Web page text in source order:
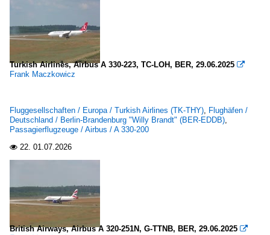
Turkish Airlines, Airbus A 330-223, TC-LOH, BER, 29.06.2025 
Frank Maczkowicz
Fluggesellschaften / Europa / Turkish Airlines (TK-THY), Flughäfen /
Deutschland / Berlin-Brandenburg "Willy Brandt" (BER-EDDB),
Passagierflugzeuge / Airbus / A 330-200
 22. 01.07.2026
British Airways, Airbus A 320-251N, G-TTNB, BER, 29.06.2025 